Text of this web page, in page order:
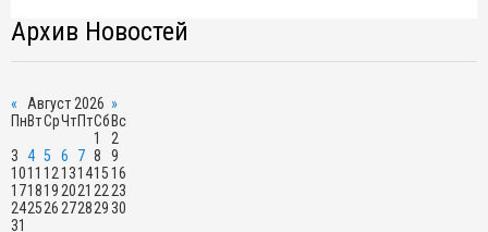
Архив Новостей
« Август 2026 »
ПнВтСрЧтПтСб Вс
1
2
3 4 5 6 7 8
9
1011 1213141516
171819 2021 22 23
242526 27282930
31